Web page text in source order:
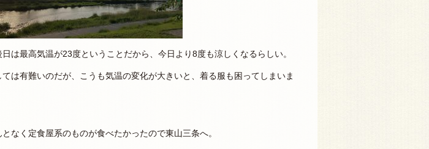
は最高気温が23度ということだから、今日より8度も涼しくなるらしい。
は有難いのだが、こうも気温の変化が大きいと、着る服も困ってしまいま
なく定食屋系のものが食べたかったので東山三条へ。